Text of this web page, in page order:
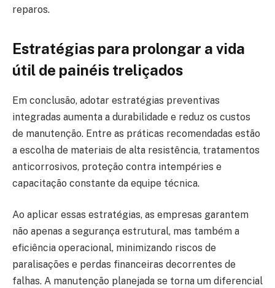
reparos.
Estratégias para prolongar a vida
útil de painéis treliçados
Em conclusão, adotar estratégias preventivas
integradas aumenta a durabilidade e reduz os custos
de manutenção. Entre as práticas recomendadas estão
a escolha de materiais de alta resistência, tratamentos
anticorrosivos, proteção contra intempéries e
capacitação constante da equipe técnica.
Ao aplicar essas estratégias, as empresas garantem
não apenas a segurança estrutural, mas também a
eficiência operacional, minimizando riscos de
paralisações e perdas financeiras decorrentes de
falhas. A manutenção planejada se torna um diferencial